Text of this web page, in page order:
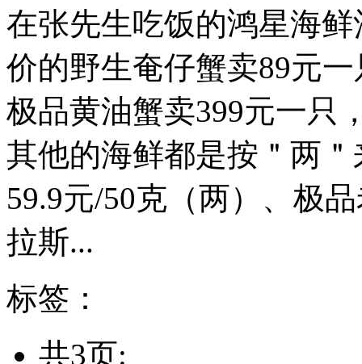
在张先生吃饭的鸿星海
价的野生奄仔蟹卖89元
极品黄油蟹卖399元一只
其他的海鲜都是按＂两
59.9元/50克（两）、极
拉斯...
标签：
共3页: